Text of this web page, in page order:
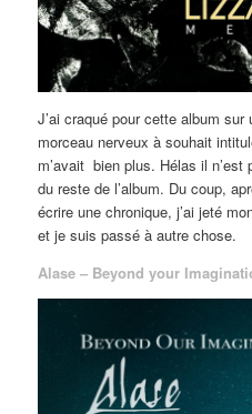
J’ai craqué pour cette album
morceau nerveux à souhait
m’avait bien plus. Hélas il
du reste de l’album. Du coup,
écrire une chronique, j’ai jeté
et je suis passé à autre chose.
Alase – Beyond your